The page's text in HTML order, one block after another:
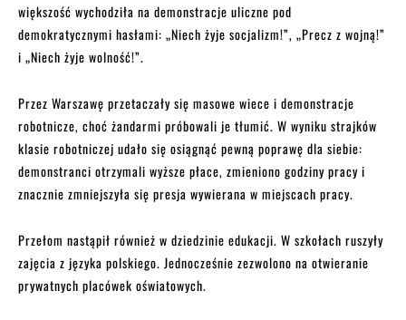
większość wychodziła na demonstracje uliczne pod
demokratycznymi hasłami: „Niech żyje socjalizm!”, „Precz z wojną!”
i „Niech żyje wolność!”.
Przez Warszawę przetaczały się masowe wiece i demonstracje
robotnicze, choć żandarmi próbowali je tłumić. W wyniku strajków
klasie robotniczej udało się osiągnąć pewną poprawę dla siebie:
demonstranci otrzymali wyższe płace, zmieniono godziny pracy i
znacznie zmniejszyła się presja wywierana w miejscach pracy.
Przełom nastąpił również w dziedzinie edukacji. W szkołach ruszyły
zajęcia z języka polskiego. Jednocześnie zezwolono na otwieranie
prywatnych placówek oświatowych.